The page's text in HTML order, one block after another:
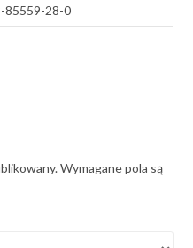
85559-28-0
Wymagane pola są